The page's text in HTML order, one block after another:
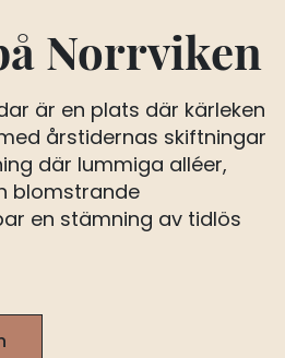
Norrviken
är en plats där kärleken
årstidernas skiftningar
där lummiga alléer,
blomstrande
en stämning av tidlös